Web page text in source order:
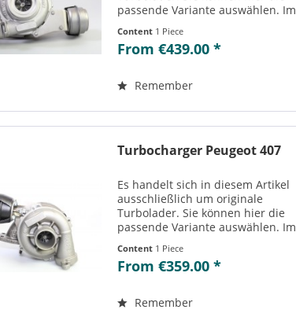
passende Variante auswählen. Im
Teilenummern“ können Sie die zu
der ausgewählten Variante
einsehen....
Content 1 Piece
From €439.00 *
Remember
Turbocharger Peugeot 407
Es handelt sich in diesem Artikel
ausschließlich um originale
Turbolader. Sie können hier die
passende Variante auswählen. Im
Teilenummern“ können Sie die zu
der ausgewählten Variante
einsehen....
Content 1 Piece
From €359.00 *
Remember